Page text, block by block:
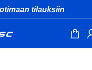
tilauksiin